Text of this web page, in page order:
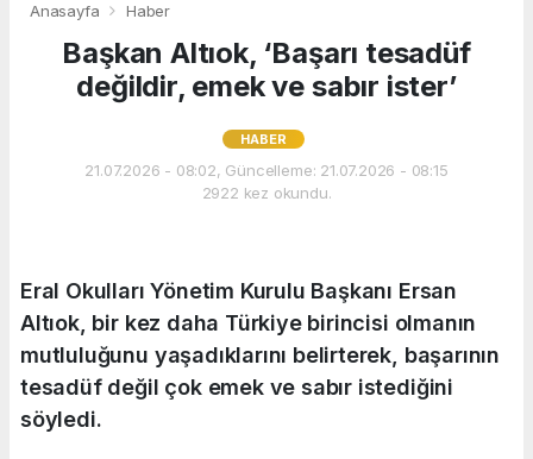
Anasayfa Haber
Başkan Altıok, ‘Başarı tesadüf
değildir, emek ve sabır ister’
HABER
21.07.2026 - 08:02, Güncelleme: 21.07.2026 - 08:15
2922 kez okundu.
Eral Okulları Yönetim Kurulu Başkanı Ersan
Altıok, bir kez daha Türkiye birincisi olmanın
mutluluğunu yaşadıklarını belirterek, başarının
tesadüf değil çok emek ve sabır istediğini
söyledi.